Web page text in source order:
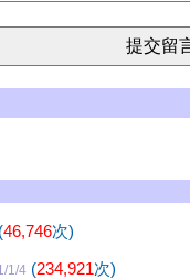
(46,746次)
1/4 (234,921次)